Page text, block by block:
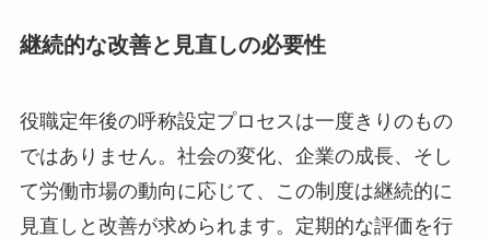
継続的な改善と見直しの必要性
役職定年後の呼称設定プロセスは一度きりのもの
ではありません。社会の変化、企業の成長、そし
て労働市場の動向に応じて、この制度は継続的に
見直しと改善が求められます。定期的な評価を行